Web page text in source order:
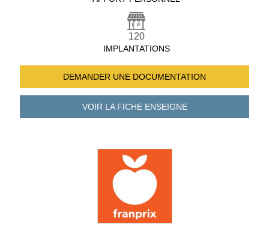
120
IMPLANTATIONS
DEMANDER UNE DOCUMENTATION
VOIR LA FICHEENSEIGNE